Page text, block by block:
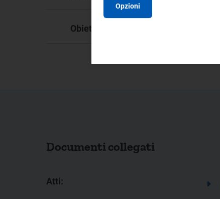
Obiettivo Strategico:
Documenti collegati
Atti:
Opzioni